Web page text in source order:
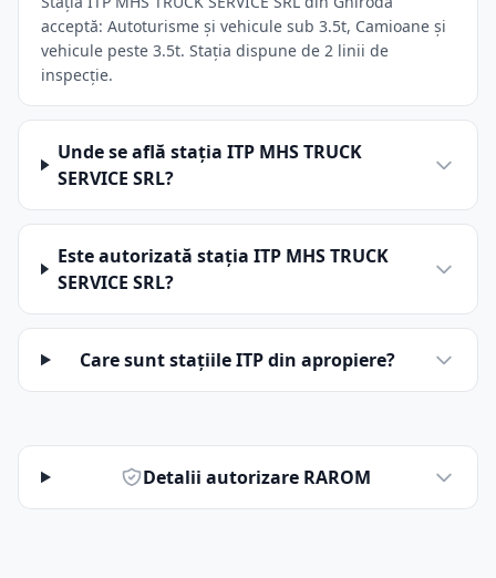
acceptă: Autoturisme și vehicule sub 3.5t, Camioane și
vehicule peste 3.5t. Stația dispune de 2 linii de
inspecție.
Unde se află stația ITP MHS TRUCK
SERVICE SRL?
Este autorizată stația ITP MHS TRUCK
SERVICE SRL?
Care sunt stațiile ITP din apropiere?
Detalii autorizare RAROM